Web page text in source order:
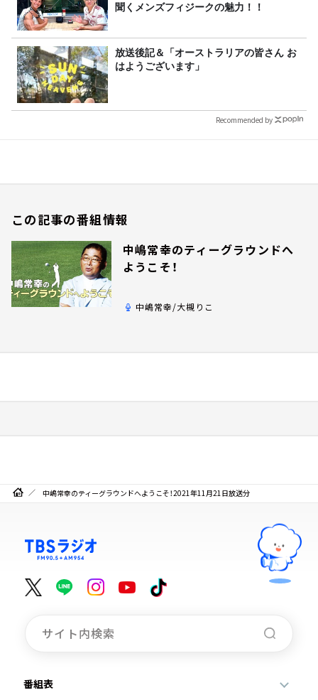
聞くメンズフィジークの魅力！！
放送後記＆「オーストラリアの皆さん お
はようございます」
Recommended by
この記事の番組情報
中嶋常幸のティーグラウンドへ
ようこそ！
中嶋常幸/大槻りこ
中嶋常幸のティーグラウンドへようこそ！2021年11月21日放送分
番組表